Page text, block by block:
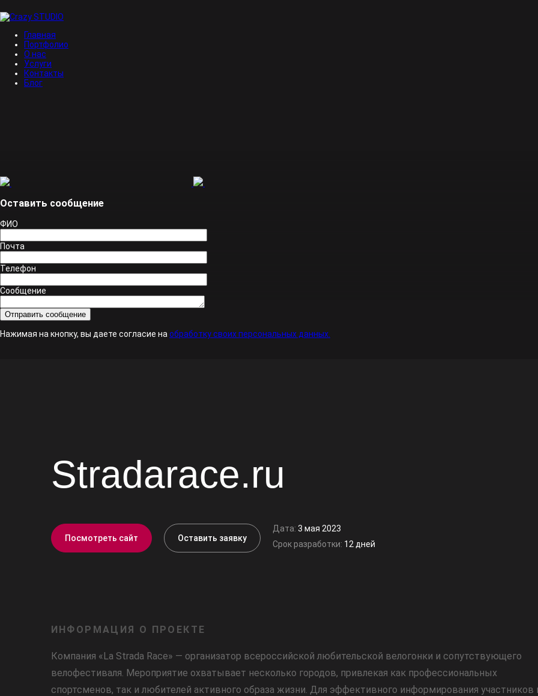
Главная
Портфолио
О нас
Услуги
Контакты
Блог
Оставить сообщение
ФИО
Почта
Телефон
Сообщение
Нажимая на кнопку, вы даете согласие на обработку своих персональных данных.
Stradarace.ru
Посмотреть сайт Оставить заявку
Дата: 3 мая 2023
Срок разработки: 12 дней
ИНФОРМАЦИЯ О ПРОЕКТЕ
Компания «La Strada Race» — организатор всероссийской любительской велогонки и сопутствующего
велофестиваля. Мероприятие охватывает несколько городов, привлекая как профессиональных
спортсменов, так и любителей активного образа жизни. Для эффективного информирования участников